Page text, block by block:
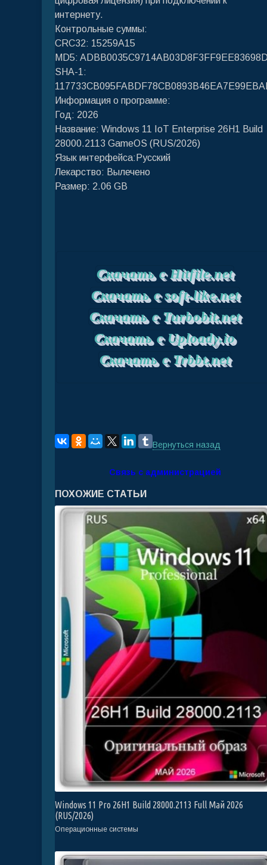
интернету.
Контрольные суммы:
CRC32: 15259A15
MD5:
SHA-1:
Информация о программе:
Год: 2026
Название: Windows 11 IoT Enterprise 26H1 Build
28000.2113 GameOS (RUS/2026)
Язык интерфейса:Русский
Лекарство: Вылечено
Размер: 2.06 GB
Скачать с Hitfile.net
Скачать с soft-like.net
Скачать с Turbobit.net
Скачать с Uploady.io
Скачать с Trbbt.net
Вернуться назад
Связь с администрацией
ПОХОЖИЕ СТАТЬИ
Windows 11 Pro 26H1 Build 28000.2113 Full Май 2026
(RUS/2026)
Операционные системы